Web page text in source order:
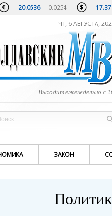
20.0536 -0.0254
ЧТ, 6 АВГУСТА,
Выходит еженедельно с
ЗАКОН